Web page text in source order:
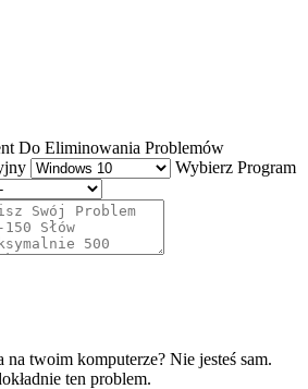
Do Eliminowania Problemów
Wybierz Program
twoim komputerze? Nie jesteś sam.
ten problem.